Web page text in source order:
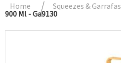
Home Squeezes & Garrafas
900 Ml - Ga9130